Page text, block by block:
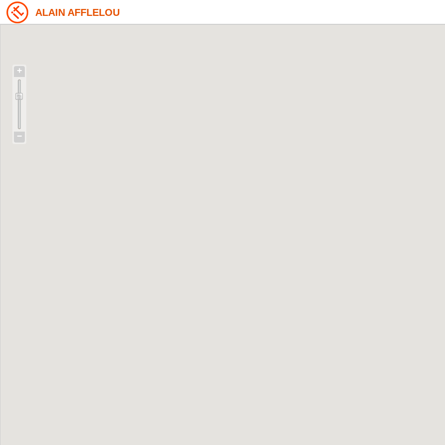
ALAIN AFFLELOU
+
−